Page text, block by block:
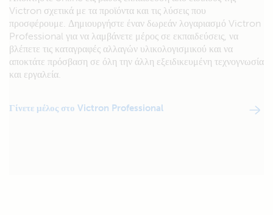
Victron σχετικά με τα προϊόντα και τις λύσεις που
προσφέρουμε. Δημιουργήστε έναν δωρεάν λογαριασμό Victron
Professional για να λαμβάνετε μέρος σε εκπαιδεύσεις, να
βλέπετε τις καταγραφές αλλαγών υλικολογισμικού και να
αποκτάτε πρόσβαση σε όλη την άλλη εξειδικευμένη τεχνογνωσία
και εργαλεία.
Γίνετε μέλος στο Victron Professional